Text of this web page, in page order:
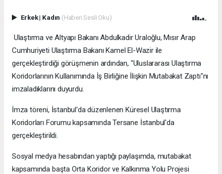
Erkek| Kadın (Haberi Sesli Oku)
Ulaştırma ve Altyapı Bakanı Abdulkadir Uraloğlu, Mısır Arap
Cumhuriyeti Ulaştırma Bakanı Kamel El-Wazir ile
gerçekleştirdiği görüşmenin ardından, "Uluslararası Ulaştırma
Koridorlarının Kullanımında İş Birliğine İlişkin Mutabakat Zaptı"nı
imzaladıklarını duyurdu.
İmza töreni, İstanbul'da düzenlenen Küresel Ulaştırma
Koridorları Forumu kapsamında Tersane İstanbul'da
gerçekleştirildi.
Sosyal medya hesabından yaptığı paylaşımda, mutabakat
kapsamında başta Orta Koridor ve Kalkınma Yolu Projesi